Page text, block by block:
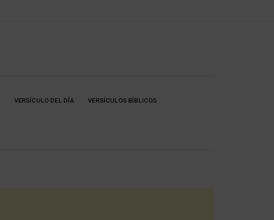
VERSÍCULO DEL DÍA VERSÍCULOS BÍBLICOS